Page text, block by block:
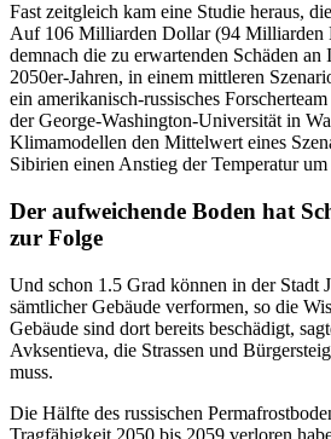
Fast zeitgleich kam eine Studie heraus,
Auf 106 Milliarden Dollar (94 Milliarden
demnach die zu erwartenden Schäden
2050er-Jahren, in einem mittleren
ein amerikanisch-russisches
der George-Washington-Universität in
Klimamodellen den Mittelwert eines
Sibirien einen Anstieg der Temperatur
Der aufweichende Boden hat
zur Folge
Und schon 1.5 Grad können in der Stadt
sämtlicher Gebäude verformen, so die
Gebäude sind dort bereits beschädigt,
Avksentieva, die Strassen und
muss.
Die Hälfte des russischen
Tragfähigkeit 2050 bis 2059 verloren